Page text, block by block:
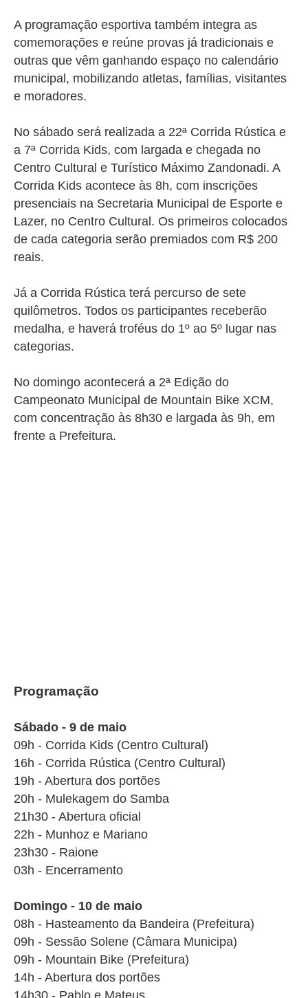
A programação esportiva também integra as
comemorações e reúne provas já tradicionais e
outras que vêm ganhando espaço no calendário
municipal, mobilizando atletas, famílias, visitantes
e moradores.
No sábado será realizada a 22ª Corrida Rústica e
a 7ª Corrida Kids, com largada e chegada no
Centro Cultural e Turístico Máximo Zandonadi. A
Corrida Kids acontece às 8h, com inscrições
presenciais na Secretaria Municipal de Esporte e
Lazer, no Centro Cultural. Os primeiros colocados
de cada categoria serão premiados com R$ 200
reais.
Já a Corrida Rústica terá percurso de sete
quilômetros. Todos os participantes receberão
medalha, e haverá troféus do 1º ao 5º lugar nas
categorias.
No domingo acontecerá a 2ª Edição do
Campeonato Municipal de Mountain Bike XCM,
com concentração às 8h30 e largada às 9h, em
frente a Prefeitura.
Programação
Sábado - 9 de maio
09h - Corrida Kids (Centro Cultural)
16h - Corrida Rústica (Centro Cultural)
19h - Abertura dos portões
20h - Mulekagem do Samba
21h30 - Abertura oficial
22h - Munhoz e Mariano
23h30 - Raione
03h - Encerramento
Domingo - 10 de maio
08h - Hasteamento da Bandeira (Prefeitura)
09h - Sessão Solene (Câmara Municipa)
09h - Mountain Bike (Prefeitura)
14h - Abertura dos portões
14h30 - Pablo e Mateus